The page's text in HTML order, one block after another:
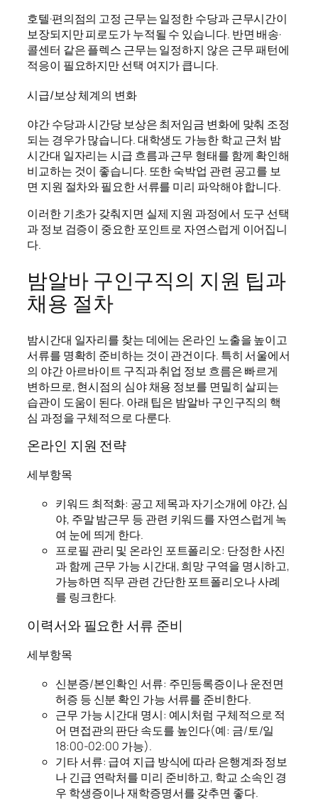
호텔·편의점의 고정 근무는 일정한 수당과 근무시간이
보장되지만 피로도가 누적될 수 있습니다. 반면 배송·
콜센터 같은 플렉스 근무는 일정하지 않은 근무 패턴에
적응이 필요하지만 선택 여지가 큽니다.
시급/보상 체계의 변화
야간 수당과 시간당 보상은 최저임금 변화에 맞춰 조정
되는 경우가 많습니다. 대학생도 가능한 학교 근처 밤
시간대 일자리는 시급 흐름과 근무 형태를 함께 확인해
비교하는 것이 좋습니다. 또한 숙박업 관련 공고를 보
면 지원 절차와 필요한 서류를 미리 파악해야 합니다.
이러한 기초가 갖춰지면 실제 지원 과정에서 도구 선택
과 정보 검증이 중요한 포인트로 자연스럽게 이어집니
다.
밤알바 구인구직의 지원 팁과
채용 절차
밤시간대 일자리를 찾는 데에는 온라인 노출을 높이고
서류를 명확히 준비하는 것이 관건이다. 특히 서울에서
의 야간 아르바이트 구직과 취업 정보 흐름은 빠르게
변하므로, 현시점의 심야 채용 정보를 면밀히 살피는
습관이 도움이 된다. 아래 팁은 밤알바 구인구직의 핵
심 과정을 구체적으로 다룬다.
온라인 지원 전략
세부항목
키워드 최적화: 공고 제목과 자기소개에 야간, 심
야, 주말 밤근무 등 관련 키워드를 자연스럽게 녹
여 눈에 띄게 한다.
프로필 관리 및 온라인 포트폴리오: 단정한 사진
과 함께 근무 가능 시간대, 희망 구역을 명시하고,
가능하면 직무 관련 간단한 포트폴리오나 사례
를 링크한다.
이력서와 필요한 서류 준비
세부항목
신분증/본인확인 서류: 주민등록증이나 운전면
허증 등 신분 확인 가능 서류를 준비한다.
근무 가능 시간대 명시: 예시처럼 구체적으로 적
어 면접관의 판단 속도를 높인다(예: 금/토/일
18:00-02:00 가능).
기타 서류: 급여 지급 방식에 따라 은행계좌 정보
나 긴급 연락처를 미리 준비하고, 학교 소속인 경
우 학생증이나 재학증명서를 갖추면 좋다.